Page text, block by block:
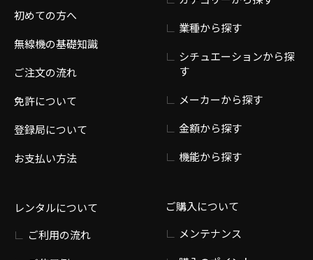
初めての方へ
無線機の基礎知識
ご注文の流れ
免許について
登録局について
お支払い方法
レンタルについて
ご利用の流れ
業種から探す
シチュエーションから探
す
メーカーから探す
金額から探す
機能から探す
ご購入について
メンテナンス